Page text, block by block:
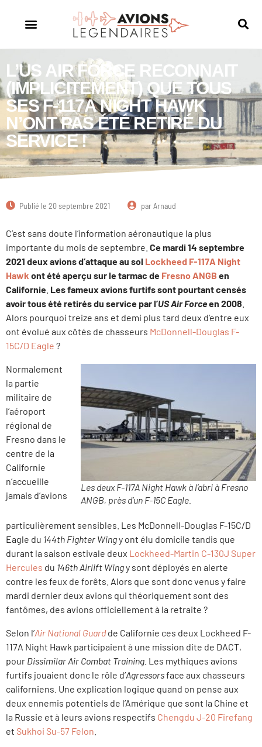
L’US AIR FORCE RECONNAIT
(IMPLICITEMENT) QUE TOUS
SES F-117A NIGHT HAWK
N’ONT PAS ÉTÉ RETIRÉ DU
SERVICE !
Publié le 20 septembre 2021 parArnaud
C’est sans doute l’information aéronautique la plus
importante du mois de septembre. Ce mardi 14 septembre
2021 deux avions d’attaque au sol Lockheed F-117A Night
Hawk ont été aperçu sur le tarmac de Fresno ANGB en
Californie Les fameux avions furtifs sont pourtant censés
avoir tous été retirés du service par l’US Air Forceen 2008
Alors pourquoi treize ans et demi plus tard deux d’entre eux
ont évolué aux côtés de chasseurs McDonnell-Douglas F-
15C/D Eagle ?
Les deux F-117A Night Hawk à l’abri à Fresno
ANGB, près d’un F-15C Eagle.
Normalement
la partie
militaire de
l’aéroport
régional de
Fresno dans le
centre de la
Californie
n’accueille
jamais d’avions
particulièrement sensibles. Les McDonnell-Douglas F-15C/D
Eagle du 144th Fighter Wingy ont élu domicile tandis que
durant la saison estivale deux Lockheed-Martin C-130J Super
Hercules du 146th Airlift Wingy sont déployés en alerte
contre les feux de forêts. Alors que sont donc venus y faire
mardi dernier deux avions qui théoriquement sont des
fantômes, des avions officiellement à la retraite ?
Selon l’Air National Guard de Californie ces deux Lockheed F-
117A Night Hawk participaient à une mission dite de DACT,
pour Dissimilar Air Combat Training . Les mythiques avions
furtifs jouaient donc le rôle d’Agressorsface aux chasseurs
californiens. Une explication logique quand on pense aux
deux ennemis potentiels de l’Amérique que sont la Chine et
la Russie et à leurs avions respectifs Chengdu J-20 Firefang
et Sukhoi Su-57 Felon